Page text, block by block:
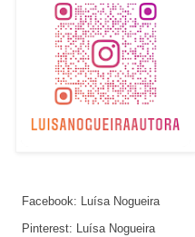
Facebook: Luísa Nogueira
Pinterest: Luísa Nogueira